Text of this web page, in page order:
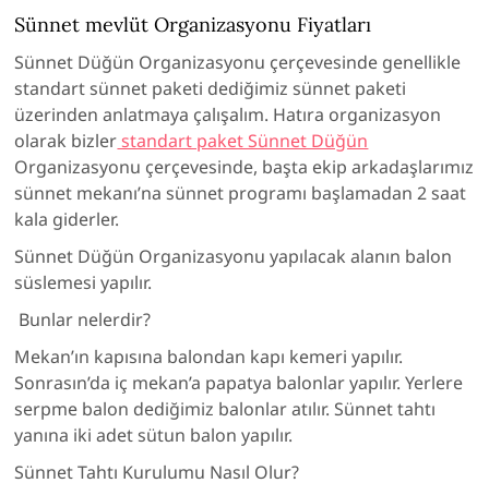
Sünnet mevlüt Organizasyonu Fiyatları
Sünnet Düğün Organizasyonu çerçevesinde genellikle
standart sünnet paketi dediğimiz sünnet paketi
üzerinden anlatmaya çalışalım. Hatıra organizasyon
olarak bizlerstandart paket Sünnet Düğün
Organizasyonu çerçevesinde, başta ekip arkadaşlarımız
sünnet mekanı’na sünnet programı başlamadan 2 saat
kala giderler.
Sünnet Düğün Organizasyonu yapılacak alanın balon
süslemesi yapılır.
Bunlar nelerdir?
Mekan’ın kapısına balondan kapı kemeri yapılır.
Sonrasın’da iç mekan’a papatya balonlar yapılır. Yerlere
serpme balon dediğimiz balonlar atılır. Sünnet tahtı
yanına iki adet sütun balon yapılır.
Sünnet Tahtı Kurulumu Nasıl Olur?